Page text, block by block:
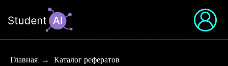
Главная
Каталог рефератов